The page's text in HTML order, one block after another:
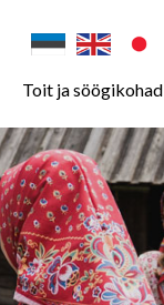
Toit ja söögikohad